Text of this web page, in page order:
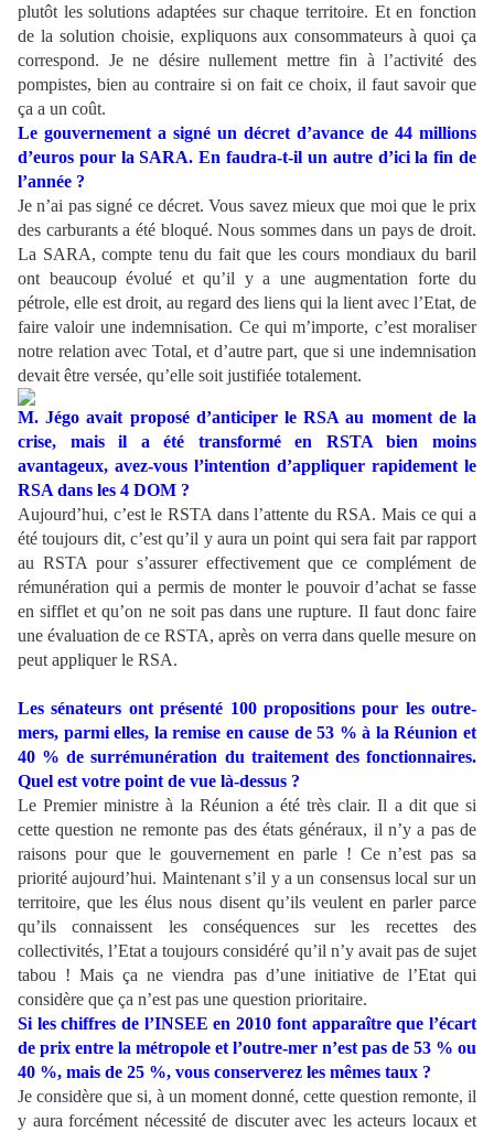
plutôt les solutions adaptées sur chaque territoire. Et en fonction
de la solution choisie, expliquons aux consommateurs à quoi ça
correspond. Je ne désire nullement mettre fin à l’activité des
pompistes, bien au contraire si on fait ce choix, il faut savoir que
ça a un coût.
Le gouvernement a signé un décret d’avance de 44 millions
d’euros pour la SARA. En faudra-t-il un autre d’ici la fin de
l’année ?
Je n’ai pas signé ce décret. Vous savez mieux que moi que le prix
des carburants a été bloqué. Nous sommes dans un pays de droit.
La SARA, compte tenu du fait que les cours mondiaux du baril
ont beaucoup évolué et qu’il y a une augmentation forte du
pétrole, elle est droit, au regard des liens qui la lient avec l’Etat, de
faire valoir une indemnisation. Ce qui m’importe, c’est moraliser
notre relation avec Total, et d’autre part, que si une indemnisation
devait être versée, qu’elle soit justifiée totalement.
M. Jégo avait proposé d’anticiper le RSA au moment de la
crise, mais il a été transformé en RSTA bien moins
avantageux, avez-vous l’intention d’appliquer rapidement le
RSA dans les 4 DOM ?
Aujourd’hui, c’est le RSTA dans l’attente du RSA. Mais ce qui a
été toujours dit, c’est qu’il y aura un point qui sera fait par rapport
au RSTA pour s’assurer effectivement que ce complément de
rémunération qui a permis de monter le pouvoir d’achat se fasse
en sifflet et qu’on ne soit pas dans une rupture. Il faut donc faire
une évaluation de ce RSTA, après on verra dans quelle mesure on
peut appliquer le RSA.
Les sénateurs ont présenté 100 propositions pour les outre-
mers, parmi elles, la remise en cause de 53 % à la Réunion et
40 % de surrémunération du traitement des fonctionnaires.
Quel est votre point de vue là-dessus ?
Le Premier ministre à la Réunion a été très clair. Il a dit que si
cette question ne remonte pas des états généraux, il n’y a pas de
raisons pour que le gouvernement en parle ! Ce n’est pas sa
priorité aujourd’hui. Maintenant s’il y a un consensus local sur un
territoire, que les élus nous disent qu’ils veulent en parler parce
qu’ils connaissent les conséquences sur les recettes des
collectivités, l’Etat a toujours considéré qu’il n’y avait pas de sujet
tabou ! Mais ça ne viendra pas d’une initiative de l’Etat qui
considère que ça n’est pas une question prioritaire.
Si les chiffres de l’INSEE en 2010 font apparaître que l’écart
de prix entre la métropole et l’outre-mer n’est pas de 53 % ou
40 %, mais de 25 %, vous conserverez les mêmes taux ?
Je considère que si, à un moment donné, cette question remonte, il
y aura forcément nécessité de discuter avec les acteurs locaux et